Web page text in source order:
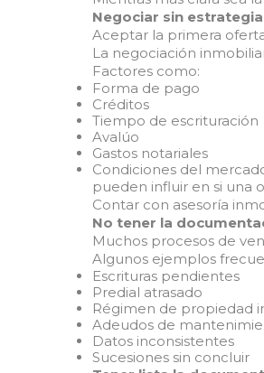
Negociar sin estrategia
Aceptar la primera
La negociación
Factores como:
Forma de pago
Créditos
Tiempo de escrituración
Avalúo
Gastos notariales
Condiciones del
pueden influir en si una
Contar con asesoría
No tener la
Muchos procesos de
Algunos ejemplos
Escrituras pendientes
Predial atrasado
Régimen de propiedad
Adeudos de
Datos inconsistentes
Sucesiones sin concluir